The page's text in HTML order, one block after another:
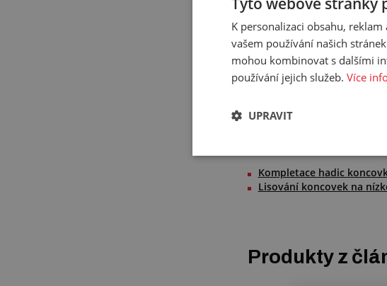
Máte zájem o naše
Hadici SUPREME® vám
specialisty prodeje!
Kompletace hadic
Lisování koncovek na
Produkty z
K personalizaci obsahu,
vašem používání našich
mohou kombinovat s dalšími
používání jejich služeb. Více
UPRAVIT